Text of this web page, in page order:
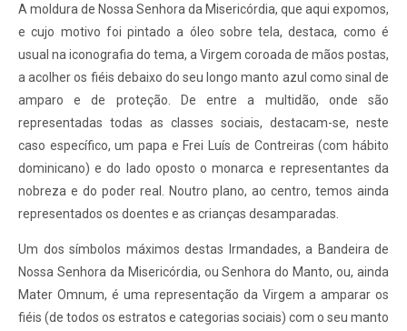
A moldura de Nossa Senhora da Misericórdia, que aqui expomos,
e cujo motivo foi pintado a óleo sobre tela, destaca, como é
usual na iconografia do tema, a Virgem coroada de mãos postas,
a acolher os fiéis debaixo do seu longo manto azul como sinal de
amparo e de proteção. De entre a multidão, onde são
representadas todas as classes sociais, destacam-se, neste
caso específico, um papa e Frei Luís de Contreiras (com hábito
dominicano) e do lado oposto o monarca e representantes da
nobreza e do poder real. Noutro plano, ao centro, temos ainda
representados os doentes e as crianças desamparadas.
Um dos símbolos máximos destas Irmandades, a Bandeira de
Nossa Senhora da Misericórdia, ou Senhora do Manto, ou, ainda
Mater Omnum, é uma representação da Virgem a amparar os
fiéis (de todos os estratos e categorias sociais) com o seu manto